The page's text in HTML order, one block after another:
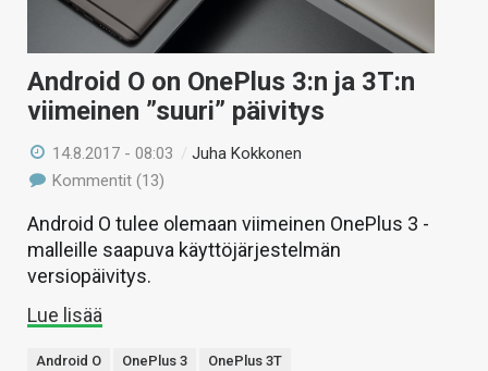
Android O on OnePlus 3:n ja 3T:n
viimeinen ”suuri” päivitys
14.8.2017 - 08:03 /Juha Kokkonen
Kommentit (13)
Android O tulee olemaan viimeinen OnePlus 3 -
malleille saapuva käyttöjärjestelmän
versiopäivitys.
Lue lisää
Android O OnePlus 3 OnePlus 3T